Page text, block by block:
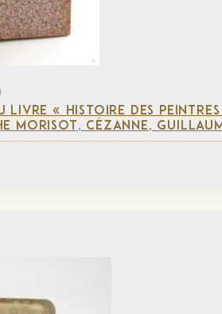
LIVRE « HISTOIRE DES
MORISOT, CÉZANNE,